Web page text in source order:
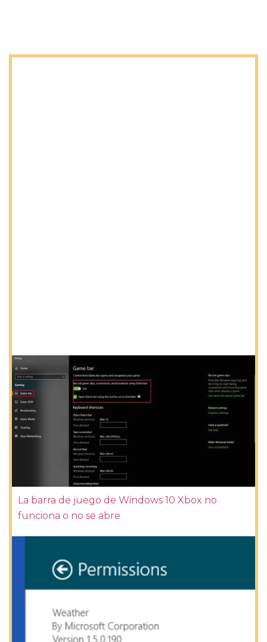
La barra de juego de Windows 10 Xbox no
funciona o no se abre